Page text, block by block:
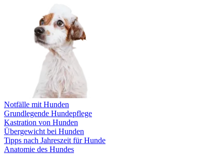
Notfälle mit Hunden
Grundlegende Hundepflege
Kastration von Hunden
Übergewicht bei Hunden
Tipps nach Jahreszeit für Hunde
Anatomie des Hundes